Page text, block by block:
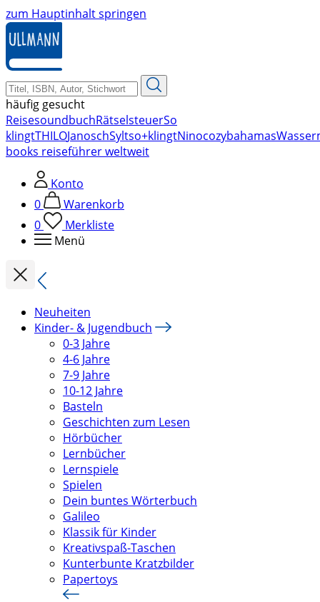
zum Hauptinhalt springen
häufig gesucht
ReisesoundbuchRätselsteuerSo
klingtTHILOJanoschSyltso+klingtNinocozybahamas
books reiseführer weltweit
Konto
0
Warenkorb
0
Merkliste
Menü
Neuheiten
Kinder- & Jugendbuch
0-3 Jahre
4-6 Jahre
7-9 Jahre
10-12 Jahre
Basteln
Geschichten zum Lesen
Hörbücher
Lernbücher
Lernspiele
Spielen
Dein buntes Wörterbuch
Galileo
Klassik für Kinder
Kreativspaß-Taschen
Kunterbunte Kratzbilder
Papertoys